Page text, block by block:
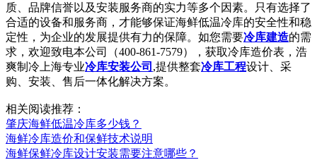
质、品牌信誉以及安装服务商的实力等多个因素。只有选择了
合适的设备和服务商，才能够保证海鲜低温冷库的安全性和稳
定性，为企业的发展提供有力的保障。如您需要冷库建造的需
求，欢迎致电本公司（400-861-7579），获取冷库造价表，浩
爽制冷上海专业冷库安装公司 ,提供整套冷库工程设计、采
购、安装、售后一体化解决方案。
相关阅读推荐：
肇庆海鲜低温冷库多少钱？
海鲜冷库造价和保鲜技术说明
海鲜保鲜冷库设计安装需要注意哪些？